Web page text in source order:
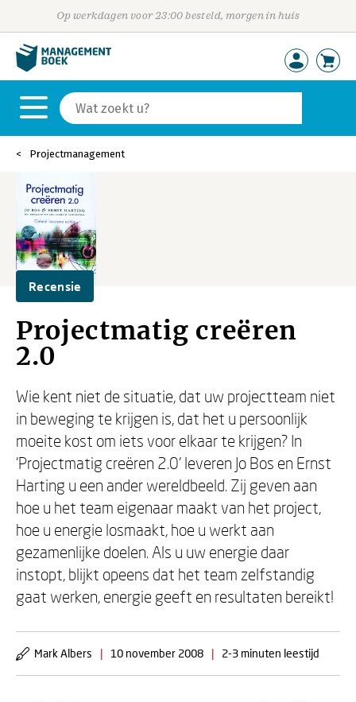
Op werkdagen voor 23:00 besteld, morgen in huis
Projectmanagement
Recensie
Projectmatig creëren
2.0
Wie kent niet de situatie, dat uw projectteam niet
in beweging te krijgen is, dat het u persoonlijk
moeite kost om iets voor elkaar te krijgen? In
'Projectmatig creëren 2.0' leveren Jo Bos en Ernst
Harting u een ander wereldbeeld. Zij geven aan
hoe u het team eigenaar maakt van het project,
hoe u energie losmaakt, hoe u werkt aan
gezamenlijke doelen. Als u uw energie daar
instopt, blijkt opeens dat het team zelfstandig
gaat werken, energie geeft en resultaten bereikt!
Mark Albers | 10 november 2008 | 2-3 minuten leestijd